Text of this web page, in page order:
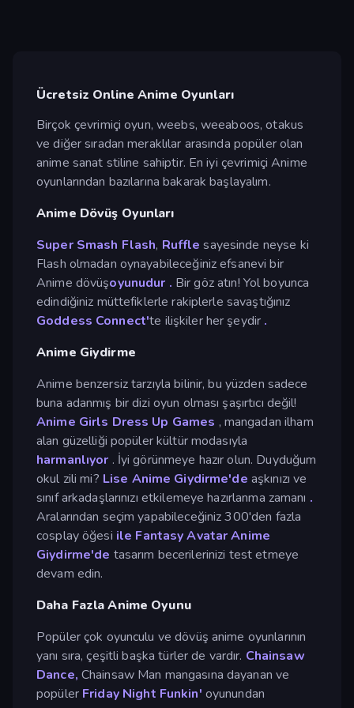
Ücretsiz Online Anime Oyunları
Birçok çevrimiçi oyun, weebs, weeaboos, otakus
ve diğer sıradan meraklılar arasında popüler olan
anime sanat stiline sahiptir. En iyi çevrimiçi Anime
oyunlarından bazılarına bakarak başlayalım.
Anime Dövüş Oyunları
Super Smash Flash, Ruffle sayesinde neyse ki
Flash olmadan oynayabileceğiniz efsanevi bir
Anime dövüşoyunudur . Bir göz atın! Yol boyunca
edindiğiniz müttefiklerle rakiplerle savaştığınız
Goddess Connect'te ilişkiler her şeydir .
Anime Giydirme
Anime benzersiz tarzıyla bilinir, bu yüzden sadece
buna adanmış bir dizi oyun olması şaşırtıcı değil!
Anime Girls Dress Up Games , mangadan ilham
alan güzelliği popüler kültür modasıyla
harmanlıyor . İyi görünmeye hazır olun. Duyduğum
okul zili mi? Lise Anime Giydirme'de aşkınızı ve
sınıf arkadaşlarınızı etkilemeye hazırlanma zamanı .
Aralarından seçim yapabileceğiniz 300'den fazla
cosplay öğesi ile Fantasy Avatar Anime
Giydirme'de tasarım becerilerinizi test etmeye
devam edin.
Daha Fazla Anime Oyunu
Popüler çok oyunculu ve dövüş anime oyunlarının
yanı sıra, çeşitli başka türler de vardır. Chainsaw
Dance, Chainsaw Man mangasına dayanan ve
popüler Friday Night Funkin' oyunundan